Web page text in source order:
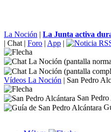
La Noción | La Junta activa
| Chat | Foro | App |
Vídeos La Noción | San Pedro
San